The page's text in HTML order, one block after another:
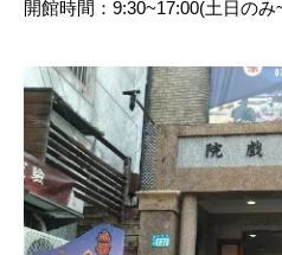
開館時間：9:30~17:00(土日のみ